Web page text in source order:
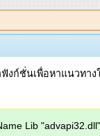
งก์ชั่นเพื่อหาแนวทา
Lib